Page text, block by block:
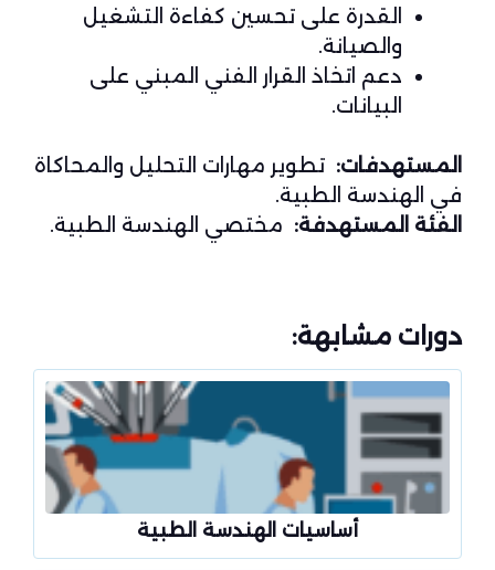
القدرة على تحسين كفاءة التشغيل
والصيانة.
دعم اتخاذ القرار الفني المبني على
البيانات.
المستهدفات: تطوير مهارات التحليل والمحاكاة
في الهندسة الطبية.
الفئة المستهدفة: مختصي الهندسة الطبية.
دورات مشابهة:
أساسيات الهندسة الطبية